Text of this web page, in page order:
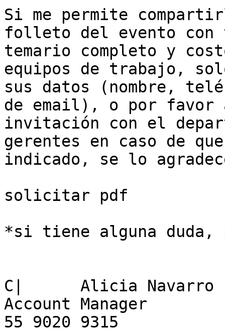
Si me permite
folleto del evento
temario completo y
equipos de trabajo,
sus datos (nombre,
de email), o por favor
invitación con el
gerentes en caso de
indicado, se lo
solicitar pdf
*si tiene alguna duda,
C|	Alicia Navarro
Account Manager
55 9020 9315